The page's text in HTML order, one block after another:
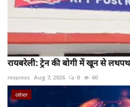
रायबरेली: ट्रेन की बोगी में खून से
rexpress Aug 7, 2026 0 60
other